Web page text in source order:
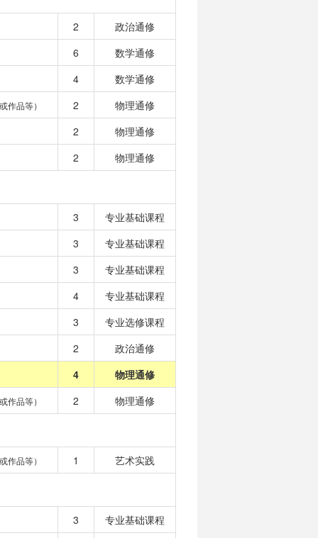
2
政治通修
6
数学通修
4
数学通修
作品等） 2
物理通修
2
物理通修
2
物理通修
3
专业基础课程
3
专业基础课程
3
专业基础课程
4
专业基础课程
3
专业选修课程
2
政治通修
4
物理通修
作品等） 2 物理通修
作品等） 1 艺术实践
3
专业基础课程